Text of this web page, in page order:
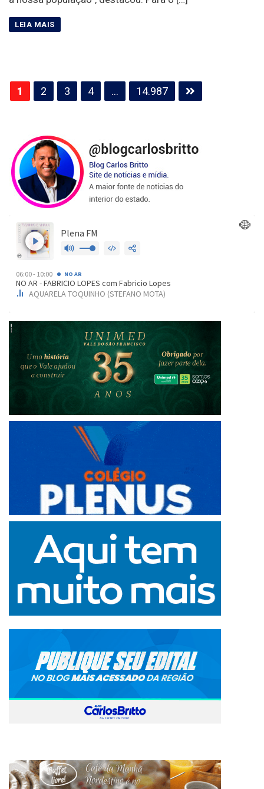
Paginação
de
1 2 3 4 … 14.987